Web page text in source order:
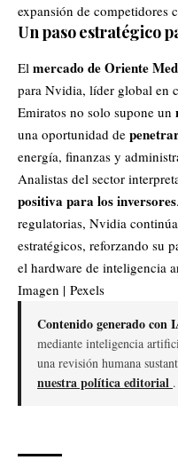
expansión de competidores
Un paso estratégico
El mercado de Oriente
para Nvidia, líder global en
Emiratos no solo supone un
una oportunidad de
energía, finanzas y
Analistas del sector
positiva para los inversores
regulatorias, Nvidia
estratégicos, reforzando su
el hardware de inteligencia
Imagen | Pexels
Contenido generado con
mediante inteligencia
una revisión humana
nuestra política editorial .